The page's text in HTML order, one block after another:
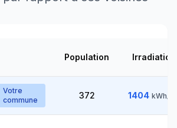
Population Irradiation
Votre
commune
372 1404 kWh/